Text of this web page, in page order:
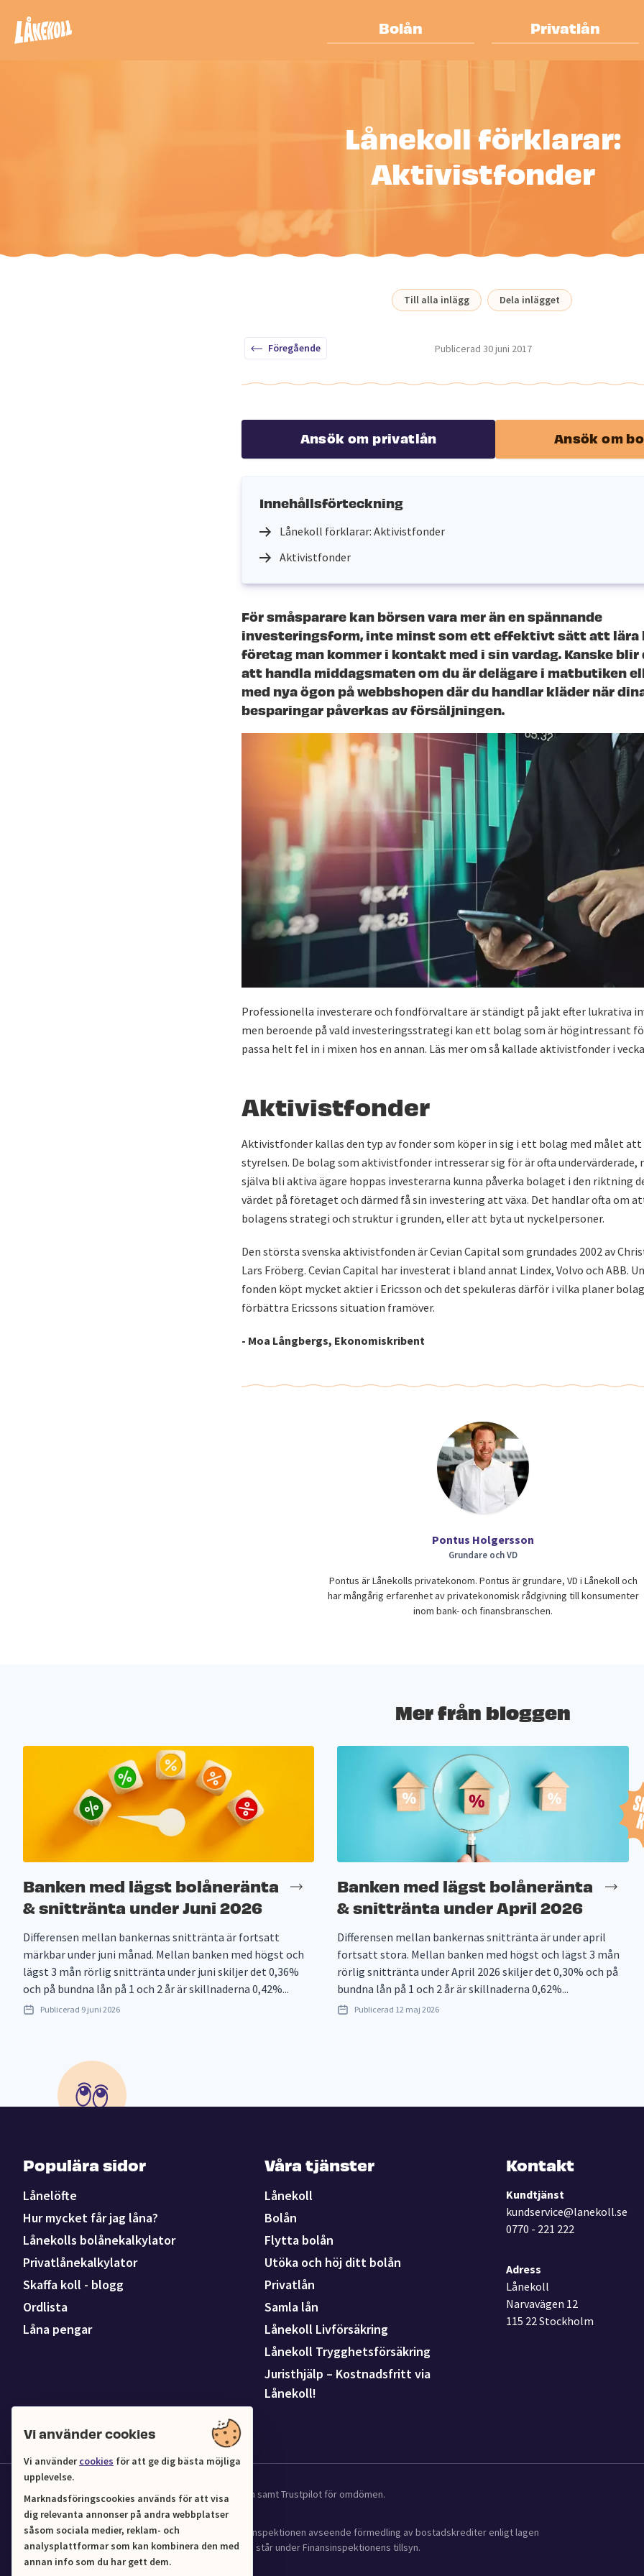
Vi använder cookies
Vi användercookies för att ge dig bästa möjliga
upplevelse.
Marknadsföringscookies används för att visa
dig relevanta annonser på andra webbplatser
såsom sociala medier, reklam- och
analysplattformar som kan kombinera den med
annan info som du har gett dem.
Bolån Privatlån
Lånekoll förklarar:
Aktivistfonder
Till alla inlägg Dela inlägget
Publicerad 30 juni 2017
Föregående
Ansök om privatlån Ansök om
Innehållsförteckning
Lånekoll förklarar: Aktivistfonder
Aktivistfonder
För småsparare kan börsen vara mer än en spännande
investeringsform, inte minst som ett effektivt sätt att lära
företag man kommer i kontakt med i sin vardag. Kanske
att handla middagsmaten om du är delägare i matbutiken
med nya ögon på webbshopen där du handlar kläder när
besparingar påverkas av försäljningen.
Professionella investerare och fondförvaltare är ständigt på jakt efter lukrativa
men beroende på vald investeringsstrategi kan ett bolag som är högintressant
passa helt fel in i mixen hos en annan. Läs mer om så kallade aktivistfonder i
Aktivistfonder
Aktivistfonder kallas den typ av fonder som köper in sig i ett bolag med målet
styrelsen. De bolag som aktivistfonder intresserar sig för är ofta undervärderade,
själva bli aktiva ägare hoppas investerarna kunna påverka bolaget i den riktning
värdet på företaget och därmed få sin investering att växa. Det handlar ofta om
bolagens strategi och struktur i grunden, eller att byta ut nyckelpersoner.
Den största svenska aktivistfonden är Cevian Capital som grundades 2002 av
Lars Fröberg. Cevian Capital har investerat i bland annat Lindex, Volvo och ABB.
fonden köpt mycket aktier i Ericsson och det spekuleras därför i vilka planer
förbättra Ericssons situation framöver.
- Moa Långbergs, Ekonomiskribent
Pontus Holgersson
Grundare och VD
Pontus är Lånekolls privatekonom. Pontus är grundare, VD i Lånekoll och
har mångårig erfarenhet av privatekonomisk rådgivning till konsumenter
inom bank- och finansbranschen.
Mer från bloggen
Banken med lägst bolåneränta
& snittränta under Juni 2026
Differensen mellan bankernas snittränta är fortsatt
märkbar under juni månad. Mellan banken med högst och
lägst 3 mån rörlig snittränta under juni skiljer det 0,36%
och på bundna lån på 1 och 2 år är skillnaderna 0,42%...
Publicerad 9 juni 2026
Banken med lägst bolåneränta
& snittränta under April 2026
Differensen mellan bankernas snittränta är under april
fortsatt stora. Mellan banken med högst och lägst 3 mån
rörlig snittränta under April 2026 skiljer det 0,30% och på
bundna lån på 1 och 2 år är skillnaderna 0,62%...
Publicerad 12 maj 2026
Populära sidor
Lånelöfte
Hur mycket får jag låna?
Lånekolls bolånekalkylator
Privatlånekalkylator
Skaffa koll - blogg
Ordlista
Låna pengar
Våra tjänster
Lånekoll
Bolån
Flytta bolån
Utöka och höj ditt bolån
Privatlån
Samla lån
Lånekoll Livförsäkring
Lånekoll Trygghetsförsäkring
Juristhjälp – Kostnadsfritt via
Lånekoll!
Kontakt
Kundtjänst
kundservice@lanekoll.se
0770 - 221 222
Adress
Lånekoll
Narvavägen 12
115 22 Stockholm
Vi samarbetar med UC för kredit och affärsinformation samt Trustpilot för omdömen.
Lånekoll (Org.nr 556961-4216) har tillstånd från Finansinspektionen avseende förmedling av bostadskrediter enligt lagen
(2016:1024) om verksamhet med bostadskrediter och står under Finansinspektionens tillsyn.